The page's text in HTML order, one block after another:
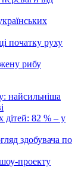
початку руху
рибу
найсильніша
дітей: 82 % – у
здобувача по
проекту